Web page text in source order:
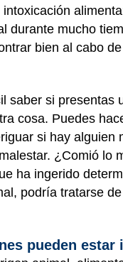
durante mucho
bien al cabo
saber si presentas
cosa. Puedes
si hay alguien
¿Comió lo
ha ingerido
podría tratarse
pueden estar